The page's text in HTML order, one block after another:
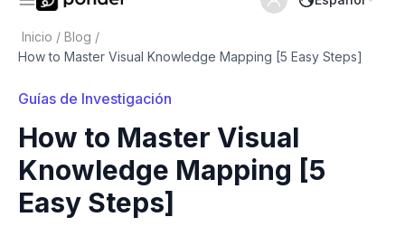
Inicio / Blog /
How to Master Visual Knowledge Mapping [5 Easy Steps]
Guías de Investigación
How to Master Visual
Knowledge Mapping [5
Easy Steps]